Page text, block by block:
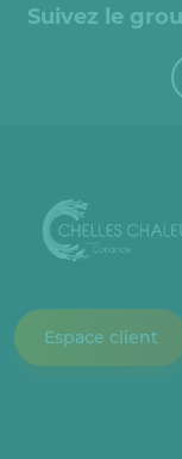
Suivez le
Espace client